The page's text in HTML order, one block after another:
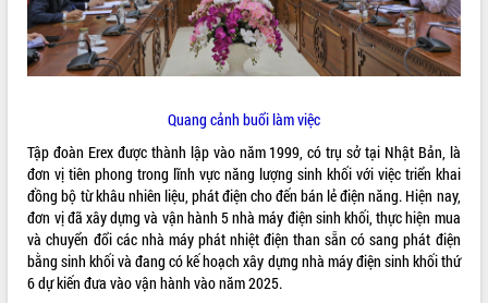
Quang cảnh buổi làm việc
Tập đoàn Erex được thành lập vào năm 1999, có trụ sở tại Nhật Bản, là
đơn vị tiên phong trong lĩnh vực năng lượng sinh khối với việc triển khai
đồng bộ từ khâu nhiên liệu, phát điện cho đến bán lẻ điện năng. Hiện nay,
đơn vị đã xây dựng và vận hành 5 nhà máy điện sinh khối, thực hiện mua
và chuyển đổi các nhà máy phát nhiệt điện than sẵn có sang phát điện
bằng sinh khối và đang có kế hoạch xây dựng nhà máy điện sinh khối thứ
6 dự kiến đưa vào vận hành vào năm 2025.